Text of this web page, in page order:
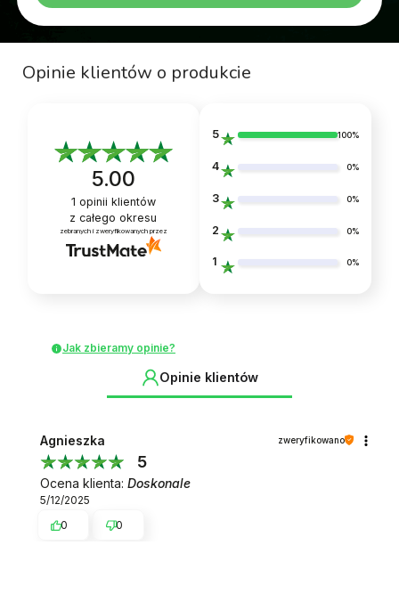
Opinie klientów o produkcie
5.00
1 opinii klientów
z całego okresu
zebranych i zweryfikowanych przez
5 100%
4 0%
3 0%
2 0%
1 0%
Jak zbieramy opinie?
Opinie klientów
Agnieszka zweryfikowano
5
Ocena klienta: Doskonale
5/12/2025
0
0